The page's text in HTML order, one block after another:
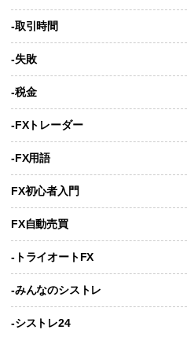
-取引時間
-失敗
-税金
-FXトレーダー
-FX用語
FX初心者入門
FX自動売買
-トライオートFX
-みんなのシストレ
-シストレ24